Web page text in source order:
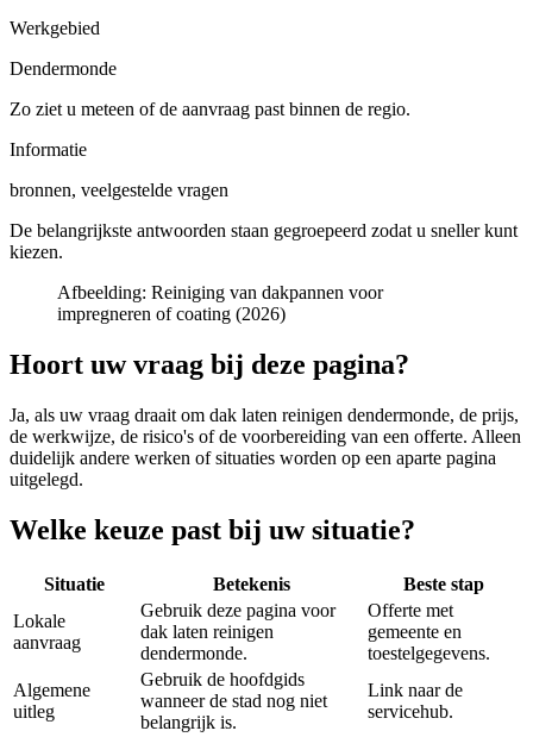
Werkgebied
Dendermonde
Zo ziet u meteen of de aanvraag past binnen de regio.
Informatie
bronnen, veelgestelde vragen
De belangrijkste antwoorden staan gegroepeerd zodat u sneller kunt
kiezen.
Afbeelding: Reiniging van dakpannen voor
impregneren of coating (2026)
Hoort uw vraag bij deze pagina?
Ja, als uw vraag draait om dak laten reinigen dendermonde, de prijs,
de werkwijze, de risico's of de voorbereiding van een offerte. Alleen
duidelijk andere werken of situaties worden op een aparte pagina
uitgelegd.
Welke keuze past bij uw situatie?
Situatie Betekenis
Beste stap
Lokale
aanvraag
Gebruik deze pagina voor
dak laten reinigen
dendermonde.
Offerte met
gemeente en
toestelgegevens.
Algemene
uitleg
Gebruik de hoofdgids
wanneer de stad nog niet
belangrijk is.
Link naar de
servicehub.